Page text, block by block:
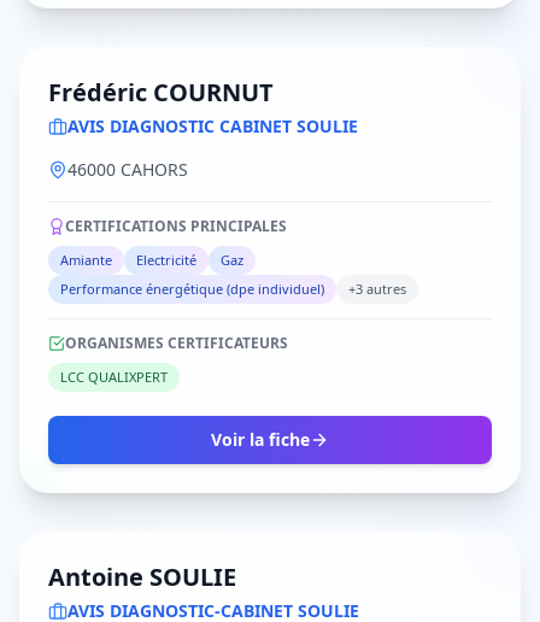
Frédéric COURNUT
AVIS DIAGNOSTIC CABINET SOULIE
46000 CAHORS
CERTIFICATIONS PRINCIPALES
Amiante Electricité
Gaz
Performance énergétique (dpe individuel)
+3 autres
ORGANISMES CERTIFICATEURS
LCC QUALIXPERT
Voir la fiche
Antoine SOULIE
AVIS DIAGNOSTIC-CABINET SOULIE